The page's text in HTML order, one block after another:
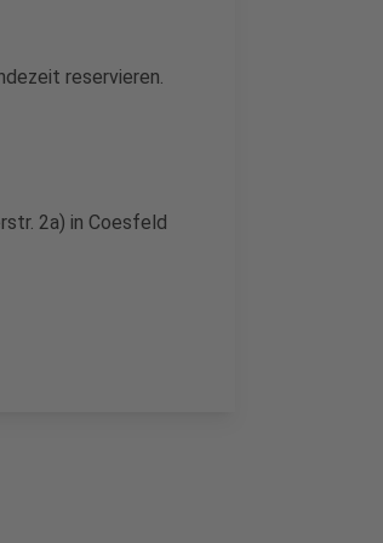
reservieren.
2a) in Coesfeld